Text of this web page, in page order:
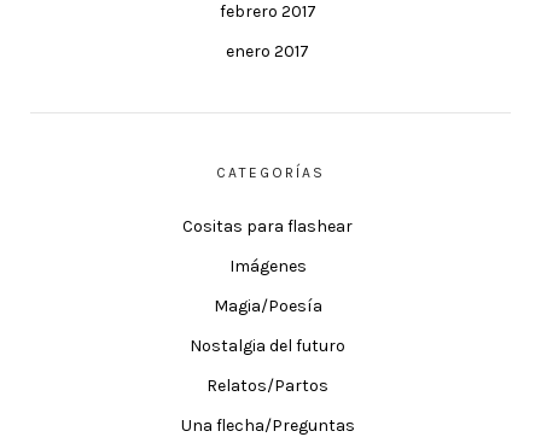
febrero 2017
enero 2017
CATEGORÍAS
Cositas para flashear
Imágenes
Magia/Poesía
Nostalgia del futuro
Relatos/Partos
Una flecha/Preguntas